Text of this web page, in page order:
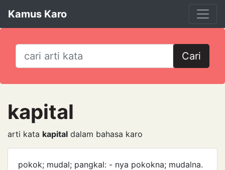
Kamus Karo
Cari
kapital
arti kata kapital dalam bahasa karo
pokok; mudal; pangkal: - nya pokokna; mudalna.